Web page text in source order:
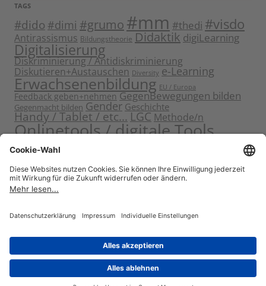
TAGS
#dido #dimi #grumo #mm #thedi #visdo
Antirassismus Bildungstheorie Didaktik digiLearning
Digitalisierung
Diskriminierung / Antidiskriminierung
Diskutieren+Austauschen Diversity e-Learning
Erwachsenenbildung EU / Europa
Feedback geben+nehmen GegenBewegungen bilden
Gegenmacht bilden Gender Geschichte
Handy / Tablet / etc...LGC Methode/n
Onlinetools / digitale Tools
Politische Bildung
Sensibilisieren Sichern+Verankern Solidarität
Starten+Kennenlernen Tagung
Teamentwicklung+Gruppendynamik
VideoVisualisierung Voneinander+miteinander lernen
Stolz präsentiert von WordPress